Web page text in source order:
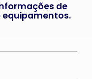
de
equipamentos.